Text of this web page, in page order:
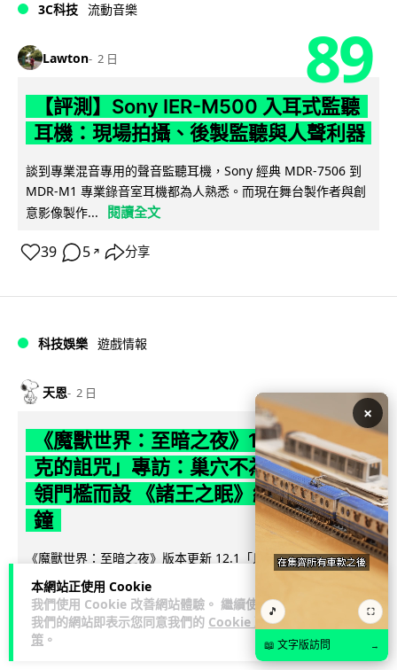
本網站正使用 Cookie
我們使用 Cookie 改善網站體驗。 繼續使用
我們的網站即表示您同意我們的 Cookie 政
策 。
3C科技 流動音樂
Lawton 2 日 89
【評測】Sony IER-M500 入耳式監聽
耳機：現場拍攝、後製監聽與人聲利器
談到專業混音專用的聲音監聽耳機，Sony 經典 MDR-7506 到
MDR-M1 專業錄音室耳機都為人熟悉。而現在舞台製作者與創
意影像製作...
閱讀全文
39 5 ↗ 分享
科技娛樂 遊戲情報
天恩 2 日
《魔獸世界：至暗之夜》12.1 「烏拉特
克的詛咒」專訪：巢穴不為提高世界首
領門檻而設 《諸王之眠》縮短約 10 分
鐘
《魔獸世界：至暗之夜》版本更新 12.1「烏拉特克的詛咒」將
於 8 月 13 日正式上線，帶來全新區域「盤蛇島」、地城「毒牙
祭壇」、新型態世... 閱讀全文
116
×
🎵 ⛶
📖 文字版訪問 →